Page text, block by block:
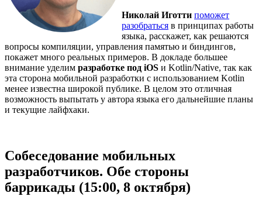
Николай Иготти поможет
разобраться в принципах работы
языка, расскажет, как решаются
вопросы компиляции, управления памятью и биндингов,
покажет много реальных примеров. В докладе большее
внимание уделим разработке под iOS и Kotlin/Native, так как
эта сторона мобильной разработки с использованием Kotlin
менее известна широкой публике. В целом это отличная
возможность выпытать у автора языка его дальнейшие планы
и текущие лайфхаки.
Собеседование мобильных
разработчиков. Обе стороны
баррикады (15:00, 8 октября)